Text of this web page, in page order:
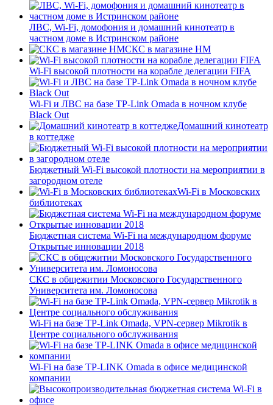
ЛВС, Wi-Fi, домофония и домашний кинотеатр в
частном доме в Истринском районе
СКС в магазине HM
Wi-Fi высокой плотности на корабле делегации FIFA
Wi-Fi и ЛВС на базе TP-Link Omada в ночном клубе
Black Out
Домашний кинотеатр
в коттедже
Бюджетный Wi-Fi высокой плотности на мероприятии в
загородном отеле
Wi-Fi в Московских
библиотеках
Бюджетная система Wi-Fi на международном форуме
Открытые инновации 2018
СКС в общежитии Московского Государственного
Университета им. Ломоносова
Wi-Fi на базе TP-Link Omada, VPN-сервер Mikrotik в
Центре социального обслуживания
Wi-Fi на базе TP-LINK Omada в офисе медицинской
компании